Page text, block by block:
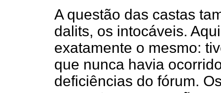
A questão das castas
dalits, os intocáveis.
exatamente o mesmo:
que nunca havia
deficiências do fórum.